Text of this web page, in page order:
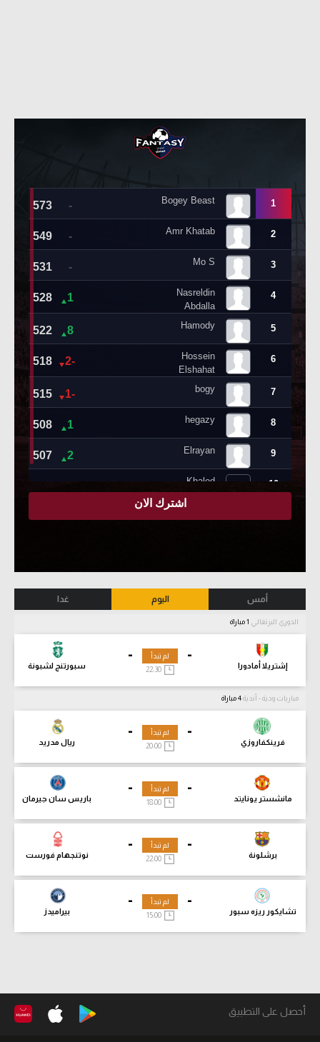
أمس اليوم غدا
الدوري البرتغالي
-
إشتريلا أمادورا
-
سبورتنج لشبونة
لم تبدأ
مباريات ودية - أندية
-
فرينكفاروزي
-
ريال مدريد
لم تبدأ
-
مانشستر يونايتد
-
باريس سان جيرمان
لم تبدأ
18:00
-
برشلونة
-
نوتنجهام فورست
لم تبدأ
-
تشايكور ريزه سبور
-
بيراميدز
لم تبدأ
15:00
أحصل على التطبيق